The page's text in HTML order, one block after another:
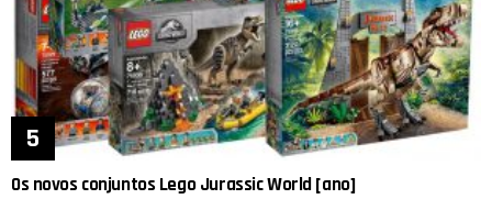
Os novos conjuntos Lego Jurassic World [ano]